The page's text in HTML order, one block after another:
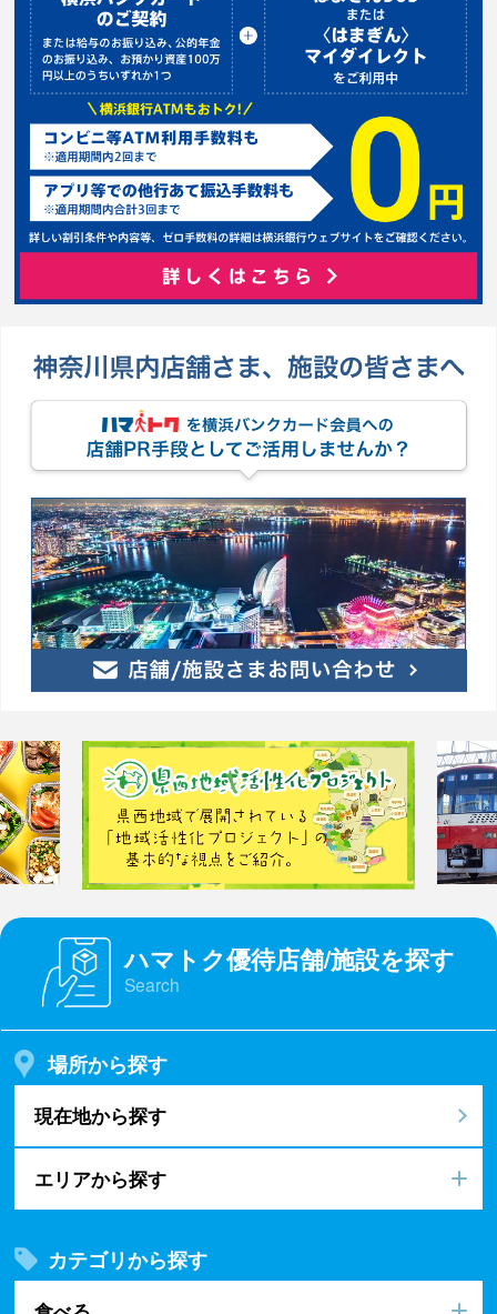
ハマトク優待店舗/施設を探す
Search
場所から探す
現在地から探す
エリアから探す
カテゴリから探す